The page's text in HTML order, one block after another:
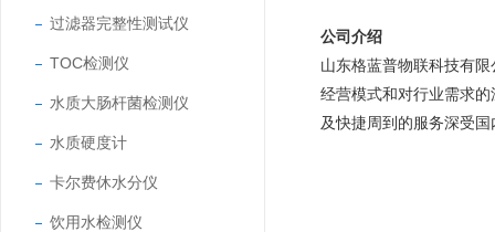
过滤器完整性测试仪
TOC检测仪
水质大肠杆菌检测仪
水质硬度计
卡尔费休水分仪
饮用水检测仪
公司介绍
山东格蓝普物联科技有
经营模式和对行业需求
及快捷周到的服务深受